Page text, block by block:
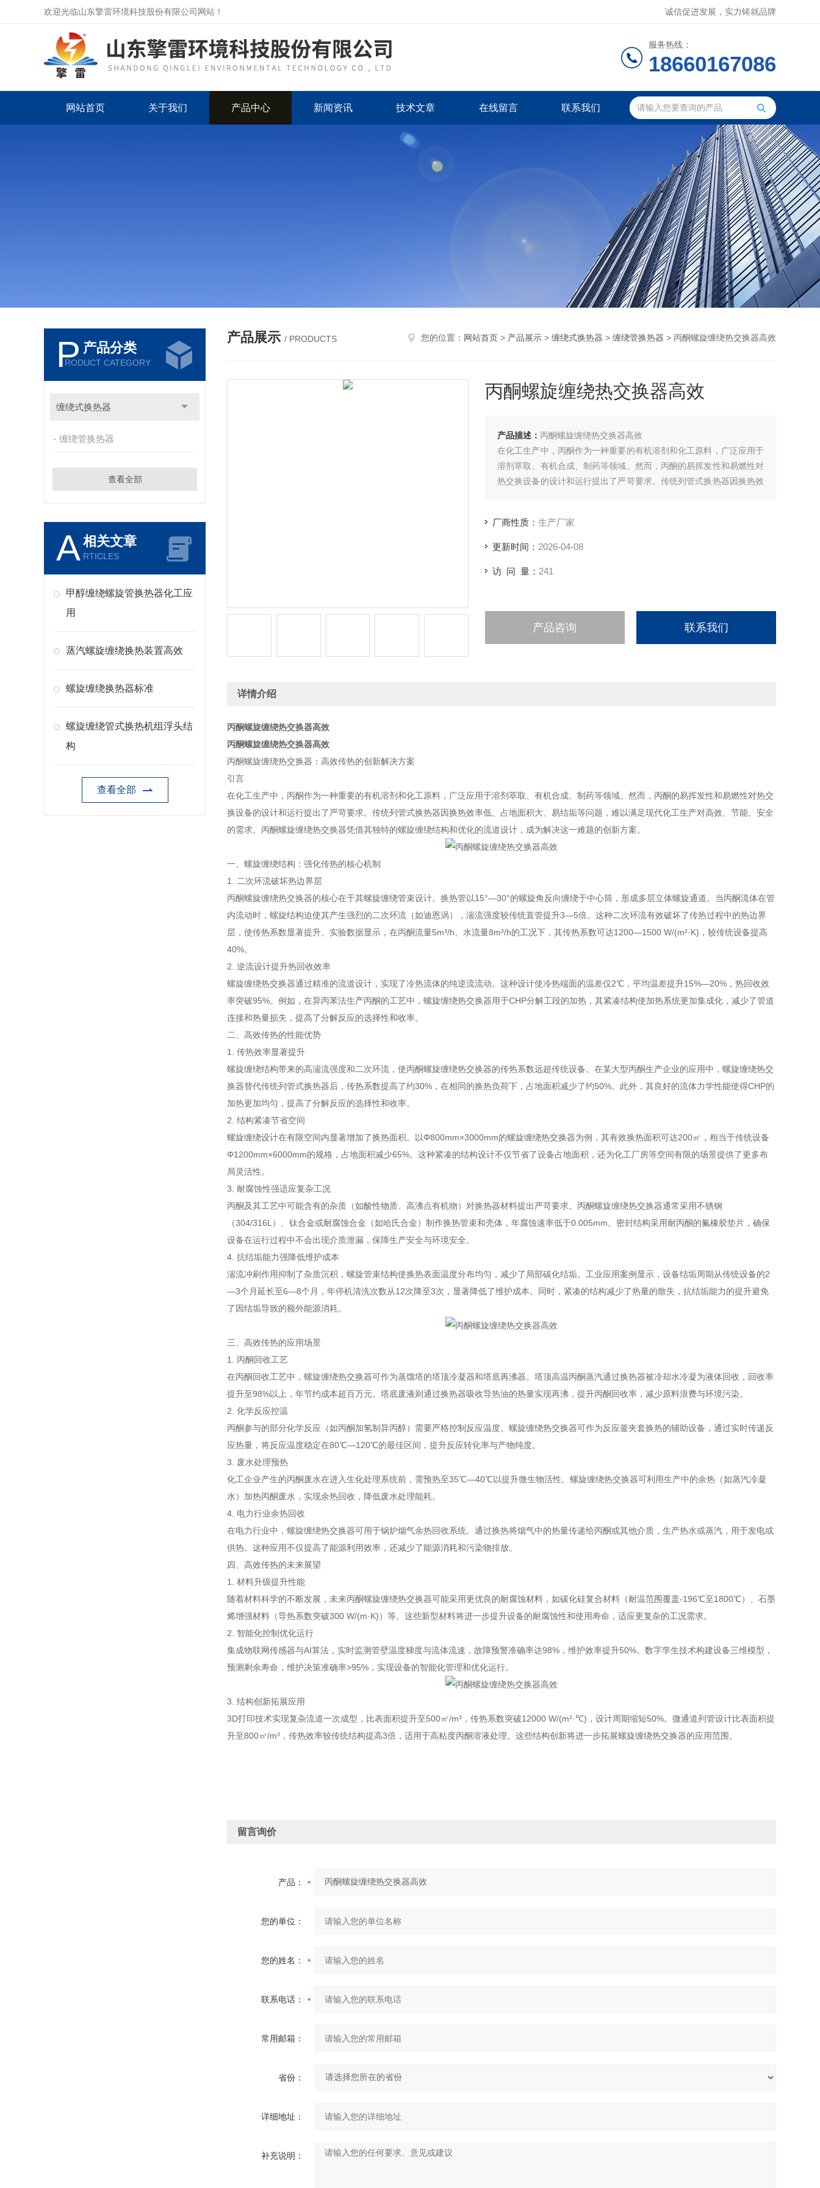
欢迎光临山东擎雷环境科技股份有限公司网站！ 诚信促进发展，实力铸就品牌
服务热线：
18660167086
网站首页 关于我们 产品中心 新闻资讯 技术文章 在线留言 联系我们
P 产品分类
RODUCT CATEGORY
缠绕式换热器
缠绕管换热器
查看全部
A相关文章
RTICLES
甲醇缠绕螺旋管换热器化工应
用
蒸汽螺旋缠绕换热装置高效
螺旋缠绕换热器标准
螺旋缠绕管式换热机组浮头结
构
查看全部
产品展示 / PRODUCTS 您的位置： 网站首页 > 产品展示 > 缠绕式换热器 > 缠绕管换热器 > 丙酮螺旋缠绕热交换器高效
丙酮螺旋缠绕热交换器高效
产品描述： 丙酮螺旋缠绕热交换器高效
在化工生产中，丙酮作为一种重要的有机溶剂和化工原料，广泛应用于
溶剂萃取、有机合成、制药等领域。然而，丙酮的易挥发性和易燃性对
热交换设备的设计和运行提出了严苛要求。传统列管式换热器因换热效
优化的流道设计，成为解决这一难题的创新方案。
厂商性质： 生产厂家
更新时间： 2026-04-08
访 问 量： 241
产品咨询 联系我们
详情介绍
丙酮螺旋缠绕热交换器高效
丙酮螺旋缠绕热交换器高效
丙酮螺旋缠绕热交换器：高效传热的创新解决方案
引言
在化工生产中，丙酮作为一种重要的有机溶剂和化工原料，广泛应用于溶剂萃取、有机合成、制药等领域。然而，丙酮的易挥发性和易燃性对热交
换设备的设计和运行提出了严苛要求。传统列管式换热器因换热效率低、占地面积大、易结垢等问题，难以满足现代化工生产对高效、节能、安全
的需求。丙酮螺旋缠绕热交换器凭借其独特的螺旋缠绕结构和优化的流道设计，成为解决这一难题的创新方案。
一、螺旋缠绕结构：强化传热的核心机制
1. 二次环流破坏热边界层
丙酮螺旋缠绕热交换器的核心在于其螺旋缠绕管束设计。换热管以15°—30°的螺旋角反向缠绕于中心筒，形成多层立体螺旋通道。当丙酮流体在管
内流动时，螺旋结构迫使其产生强烈的二次环流（如迪恩涡），湍流强度较传统直管提升3—5倍。这种二次环流有效破坏了传热过程中的热边界
层，使传热系数显著提升。实验数据显示，在丙酮流量5m³/h、水流量8m³/h的工况下，其传热系数可达1200—1500 W/(m²·K)，较传统设备提高
40%。
2. 逆流设计提升热回收效率
螺旋缠绕热交换器通过精准的流道设计，实现了冷热流体的纯逆流流动。这种设计使冷热端面的温差仅2℃，平均温差提升15%—20%，热回收效
率突破95%。例如，在异丙苯法生产丙酮的工艺中，螺旋缠绕热交换器用于CHP分解工段的加热，其紧凑结构使加热系统更加集成化，减少了管道
连接和热量损失，提高了分解反应的选择性和收率。
二、高效传热的性能优势
1. 传热效率显著提升
螺旋缠绕结构带来的高湍流强度和二次环流，使丙酮螺旋缠绕热交换器的传热系数远超传统设备。在某大型丙酮生产企业的应用中，螺旋缠绕热交
换器替代传统列管式换热器后，传热系数提高了约30%，在相同的换热负荷下，占地面积减少了约50%。此外，其良好的流体力学性能使得CHP的
加热更加均匀，提高了分解反应的选择性和收率。
2. 结构紧凑节省空间
螺旋缠绕设计在有限空间内显著增加了换热面积。以Φ800mm×3000mm的螺旋缠绕热交换器为例，其有效换热面积可达200㎡，相当于传统设备
Φ1200mm×6000mm的规格，占地面积减少65%。这种紧凑的结构设计不仅节省了设备占地面积，还为化工厂房等空间有限的场景提供了更多布
局灵活性。
3. 耐腐蚀性强适应复杂工况
丙酮及其工艺中可能含有的杂质（如酸性物质、高沸点有机物）对换热器材料提出严苛要求。丙酮螺旋缠绕热交换器通常采用不锈钢
（304/316L）、钛合金或耐腐蚀合金（如哈氏合金）制作换热管束和壳体，年腐蚀速率低于0.005mm。密封结构采用耐丙酮的氟橡胶垫片，确保
设备在运行过程中不会出现介质泄漏，保障生产安全与环境安全。
4. 抗结垢能力强降低维护成本
湍流冲刷作用抑制了杂质沉积，螺旋管束结构使换热表面温度分布均匀，减少了局部碳化结垢。工业应用案例显示，设备结垢周期从传统设备的2
—3个月延长至6—8个月，年停机清洗次数从12次降至3次，显著降低了维护成本。同时，紧凑的结构减少了热量的散失，抗结垢能力的提升避免
了因结垢导致的额外能源消耗。
三、高效传热的应用场景
1. 丙酮回收工艺
在丙酮回收工艺中，螺旋缠绕热交换器可作为蒸馏塔的塔顶冷凝器和塔底再沸器。塔顶高温丙酮蒸汽通过换热器被冷却水冷凝为液体回收，回收率
提升至98%以上，年节约成本超百万元。塔底废液则通过换热器吸收导热油的热量实现再沸，提升丙酮回收率，减少原料浪费与环境污染。
2. 化学反应控温
丙酮参与的部分化学反应（如丙酮加氢制异丙醇）需要严格控制反应温度。螺旋缠绕热交换器可作为反应釜夹套换热的辅助设备，通过实时传递反
应热量，将反应温度稳定在80℃—120℃的最佳区间，提升反应转化率与产物纯度。
3. 废水处理预热
化工企业产生的丙酮废水在进入生化处理系统前，需预热至35℃—40℃以提升微生物活性。螺旋缠绕热交换器可利用生产中的余热（如蒸汽冷凝
水）加热丙酮废水，实现余热回收，降低废水处理能耗。
4. 电力行业余热回收
在电力行业中，螺旋缠绕热交换器可用于锅炉烟气余热回收系统。通过换热将烟气中的热量传递给丙酮或其他介质，生产热水或蒸汽，用于发电或
供热。这种应用不仅提高了能源利用效率，还减少了能源消耗和污染物排放。
四、高效传热的未来展望
1. 材料升级提升性能
随着材料科学的不断发展，未来丙酮螺旋缠绕热交换器可能采用更优良的耐腐蚀材料，如碳化硅复合材料（耐温范围覆盖-196℃至1800℃）、石墨
烯增强材料（导热系数突破300 W/(m·K)）等。这些新型材料将进一步提升设备的耐腐蚀性和使用寿命，适应更复杂的工况需求。
2. 智能化控制优化运行
集成物联网传感器与AI算法，实时监测管壁温度梯度与流体流速，故障预警准确率达98%，维护效率提升50%。数字孪生技术构建设备三维模型，
预测剩余寿命，维护决策准确率>95%，实现设备的智能化管理和优化运行。
3. 结构创新拓展应用
3D打印技术实现复杂流道一次成型，比表面积提升至500㎡/m³，传热系数突破12000 W/(m²·℃)，设计周期缩短50%。微通道列管设计比表面积提
升至800㎡/m³，传热效率较传统结构提高3倍，适用于高粘度丙酮溶液处理。这些结构创新将进一步拓展螺旋缠绕热交换器的应用范围。
留言询价
产品：
您的单位：
您的姓名：
联系电话：
常用邮箱：
省份：
详细地址：
补充说明：